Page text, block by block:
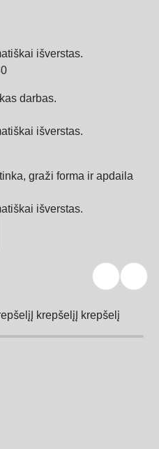
išverstas.
darbas.
išverstas.
graži forma ir apdaila
išverstas.
Į krepšelįĮ krepšelį